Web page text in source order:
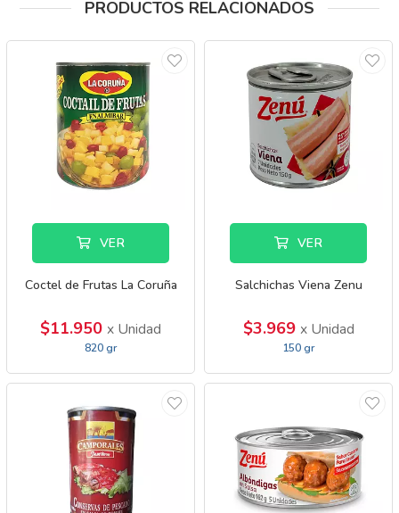
PRODUCTOS RELACIONADOS
VER
Coctel de Frutas La Coruña
$11.950 x Unidad
820 gr
VER
Salchichas Viena Zenu
$3.969 x Unidad
150 gr